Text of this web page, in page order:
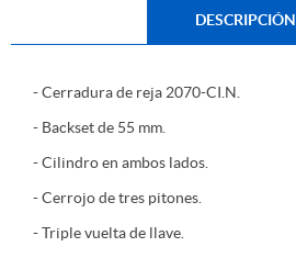
DESCRIPCIÓN
- Cerradura de reja 2070-CI.N.
- Backset de 55 mm.
- Cilindro en ambos lados.
- Cerrojo de tres pitones.
- Triple vuelta de llave.